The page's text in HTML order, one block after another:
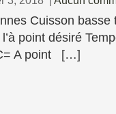
Cuisson
point désiré
A point […]